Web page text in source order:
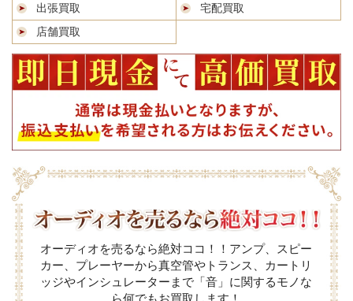
出張買取
宅配買取
店舗買取
オーディオを売るなら絶対ココ！！アンプ、スピー
カー、プレーヤーから真空管やトランス、カートリ
ッジやインシュレーターまで「音」に関するモノな